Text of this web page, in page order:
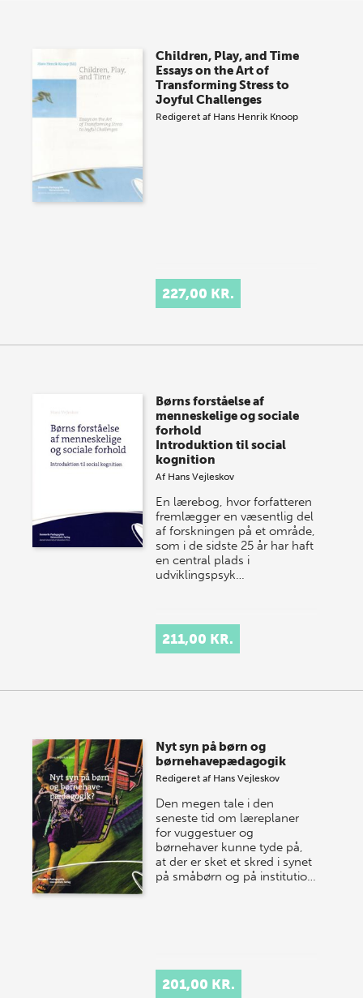
Children, Play, and Time
Essays on the Art of
Transforming Stress to
Joyful Challenges
Redigeret af Hans Henrik Knoop
227,00 KR.
Børns forståelse af
menneskelige og sociale
forhold
Introduktion til social
kognition
Af Hans Vejleskov
En lærebog, hvor forfatteren
fremlægger en væsentlig del
af forskningen på et område,
som i de sidste 25 år har haft
en central plads i
udviklingspsyk…
211,00 KR.
Nyt syn på børn og
børnehavepædagogik
Redigeret af Hans Vejleskov
Den megen tale i den
seneste tid om læreplaner
for vuggestuer og
børnehaver kunne tyde på,
at der er sket et skred i synet
på småbørn og på institutio…
201,00 KR.